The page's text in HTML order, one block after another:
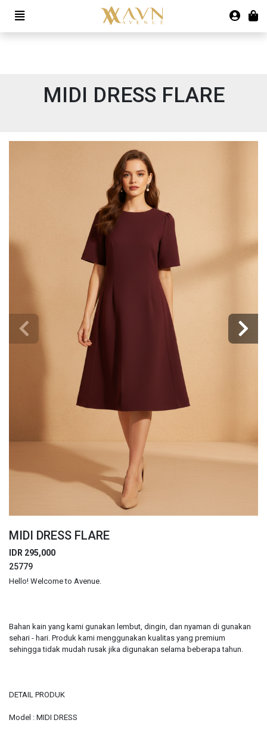
MIDI DRESS FLARE
MIDI DRESS FLARE
IDR 295,000
25779
Hello! Welcome to Avenue.
Bahan kain yang kami gunakan lembut, dingin, dan nyaman di gunakan
sehari - hari. Produk kami menggunakan kualitas yang premium
sehingga tidak mudah rusak jika digunakan selama beberapa tahun.
DETAIL PRODUK
Model : MIDI DRESS